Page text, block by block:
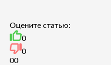
Оцените статью:
0
0
00